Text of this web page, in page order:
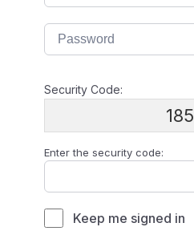
Security Code:
185
Enter the security code:
Keep me signed in